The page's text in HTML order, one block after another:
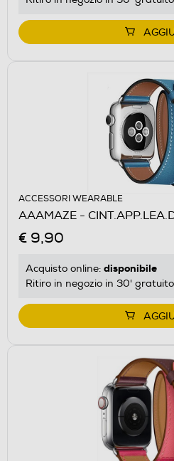
ACCESSORI WEARABLE
AAAMAZE -
€ 9,90
Acquisto online: disponibile
Ritiro in negozio in 30'